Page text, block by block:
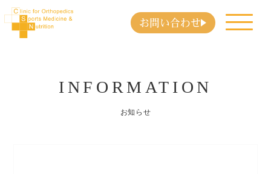
お問い合わせ
INFORMATION
お知らせ